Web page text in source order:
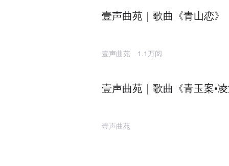
壹声曲苑｜歌曲《青山恋》
壹声曲苑 1.1万阅
壹声曲苑｜歌曲《青玉案•
壹声曲苑